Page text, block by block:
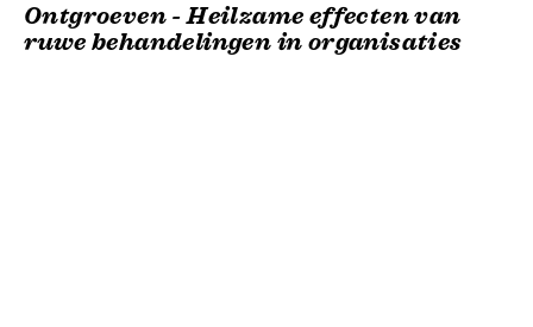
Ontgroeven - Heilzame effecten van
ruwe behandelingen in organisaties